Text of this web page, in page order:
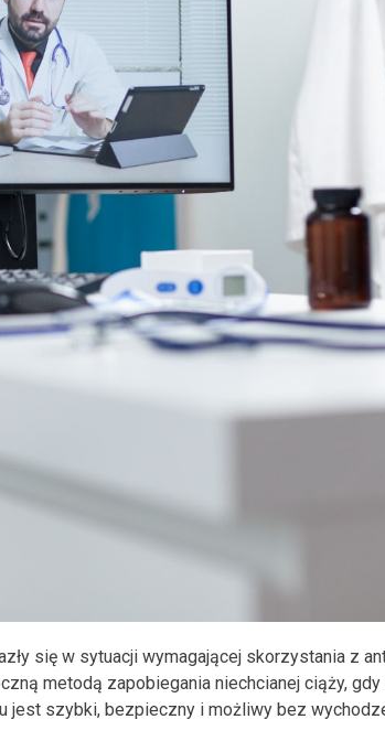
się w sytuacji wymagającej skorzystania z
metodą zapobiegania niechcianej ciąży,
jest szybki, bezpieczny i możliwy bez